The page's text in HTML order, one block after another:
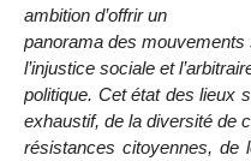
ambition d’offrir un
panorama des
l’injustice sociale et
politique. Cet état des lieux
exhaustif, de la diversité de
résistances citoyennes, de